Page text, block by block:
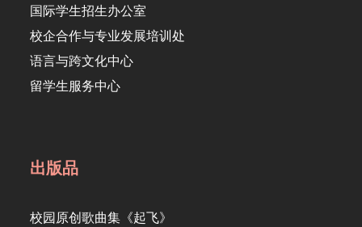
国际学生招生办公室
校企合作与专业发展培训处
语言与跨文化中心
留学生服务中心
出版品
校园原创歌曲集《起飞》